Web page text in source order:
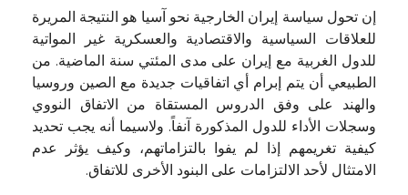
إن تحول سياسة إيران الخارجية نحو آسيا هو النتيجة المريرة
للعلاقات السياسية والاقتصادية والعسكرية غير المواتية
للدول الغربية مع إيران على مدى المئتي سنة الماضية. من
الطبيعي أن يتم إبرام أي اتفاقيات جديدة مع الصين وروسيا
والهند على وفق الدروس المستقاة من الاتفاق النووي
وسجلات الأداء للدول المذكورة آنفاً. ولاسيما أنه يجب تحديد
كيفية تغريمهم إذا لم يفوا بالتزاماتهم، وكيف يؤثر عدم
الامتثال لأحد الالتزامات على البنود الأخرى للاتفاق.